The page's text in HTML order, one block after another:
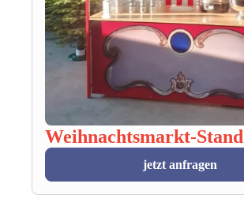
Weihnachtsmarkt-Stand
jetzt anfragen